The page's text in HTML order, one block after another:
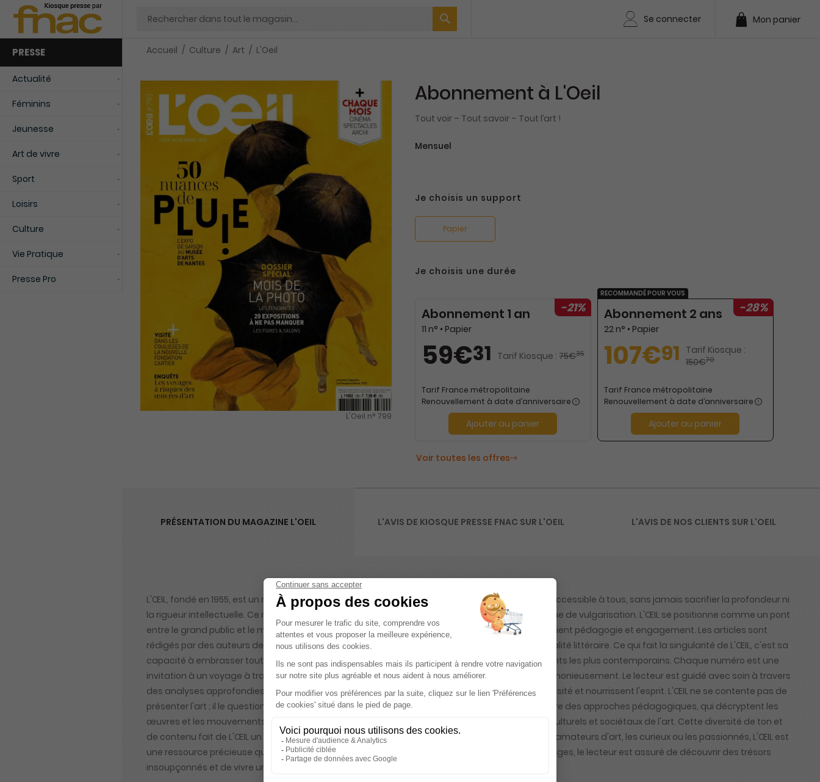
Chercher
Se connecter Mon panier
PRESSE
Actualité
Féminins
Jeunesse
Art de vivre
Sport
Loisirs
Culture
Vie Pratique
Presse Pro
Accueil Culture Art L'Oeil
L'Oeil n° 799
Abonnement à L'Oeil
Tout voir – Tout savoir – Tout l’art !
Mensuel
Je choisis un support
Papier
Je choisis une durée
RECOMMANDÉ POUR VOUS
-28%
Abonnement 2 ans
22 n° • Papier
107€91 Tarif Kiosque :
150€70
Tarif France métropolitaine
Renouvellement à date d’anniversaire
Ajouter au panier
-21%
Abonnement 1 an
11 n° • Papier
59€31 Tarif Kiosque : 75€35
Tarif France métropolitaine
Renouvellement à date d’anniversaire
Ajouter au panier
Voir toutes les offres
PRÉSENTATION DU MAGAZINE L'OEIL
L'ŒIL, fondé en 1955, est un magazine qui se distingue par sa mission audacieuse : rendre l'art accessible à tous, sans jamais sacrifier la profondeur ni
la rigueur intellectuelle. Ce n'est ni un recueil ésotérique réservé aux initiés, ni un simple magazine de vulgarisation. L'ŒIL se positionne comme un pont
entre le grand public et le monde complexe et fascinant de l'art, en offrant des contenus qui allient pédagogie et engagement. Les articles sont
rédigés par des auteurs de renom, experts en histoire de l'art, qui savent marier érudition et qualité littéraire. Ce qui fait la singularité de L'ŒIL, c'est sa
capacité à embrasser toutes les époques artistiques, de l'antiquité égyptienne aux mouvements les plus contemporains. Chaque numéro est une
invitation à un voyage à travers le temps et l'espace, où patrimoine et création dialoguent harmonieusement. Le lecteur est guidé avec soin à travers
des analyses approfondies, des critiques éclairées et des récits captivants qui éveillent la curiosité et nourrissent l'esprit. L'ŒIL ne se contente pas de
présenter l'art ; il le questionne, le met en perspective et le rend vivant. Les articles alternent entre des approches pédagogiques, qui décryptent les
œuvres et les mouvements artistiques, et des textes plus engagés, qui interrogent les enjeux culturels et sociétaux de l'art. Cette diversité de ton et
de contenu fait de L'ŒIL un compagnon de lecture aussi enrichissant que divertissant. Pour les amateurs d'art, les curieux ou les passionnés, L'ŒIL est
une ressource précieuse qui éclaire le monde de l'art sous un jour nouveau. En feuilletant ses pages, le lecteur est assuré de découvrir des trésors
insoupçonnés et de vivre une expérience intellectuelle stimulante.
L'AVIS DE KIOSQUE PRESSE FNAC SUR L'OEIL L'AVIS DE NOS CLIENTS SUR L'OEIL